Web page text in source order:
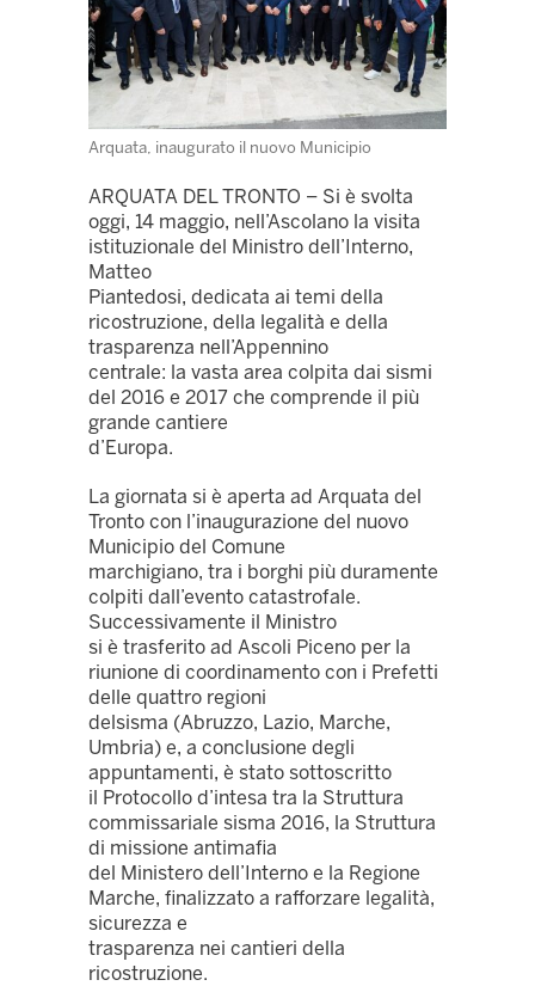
Arquata, inaugurato il nuovo Municipio
ARQUATA DEL TRONTO – Si è svolta
oggi, 14 maggio, nell’Ascolano la visita
istituzionale del Ministro dell’Interno,
Matteo
Piantedosi, dedicata ai temi della
ricostruzione, della legalità e della
trasparenza nell’Appennino
centrale: la vasta area colpita dai sismi
del 2016 e 2017 che comprende il più
grande cantiere
d’Europa.
La giornata si è aperta ad Arquata del
Tronto con l’inaugurazione del nuovo
Municipio del Comune
marchigiano, tra i borghi più duramente
colpiti dall’evento catastrofale.
Successivamente il Ministro
si è trasferito ad Ascoli Piceno per la
riunione di coordinamento con i Prefetti
delle quattro regioni
delsisma (Abruzzo, Lazio, Marche,
Umbria) e, a conclusione degli
appuntamenti, è stato sottoscritto
il Protocollo d’intesa tra la Struttura
commissariale sisma 2016, la Struttura
di missione antimafia
del Ministero dell’Interno e la Regione
Marche, finalizzato a rafforzare legalità,
sicurezza e
trasparenza nei cantieri della
ricostruzione.